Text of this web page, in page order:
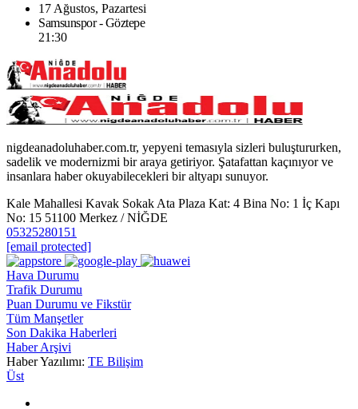
17 Ağustos, Pazartesi
Samsunspor - Göztepe
21:30
nigdeanadoluhaber.com.tr, yepyeni temasıyla sizleri buluştururken,
sadelik ve modernizmi bir araya getiriyor. Şatafattan kaçınıyor ve
insanlara haber okuyabilecekleri bir altyapı sunuyor.
Kale Mahallesi Kavak Sokak Ata Plaza Kat: 4 Bina No: 1 İç Kapı
No: 15 51100 Merkez / NİĞDE
05325280151
[email protected]
Hava Durumu
Trafik Durumu
Puan Durumu ve Fikstür
Tüm Manşetler
Son Dakika Haberleri
Haber Arşivi
Haber Yazılımı: TE Bilişim
Üst